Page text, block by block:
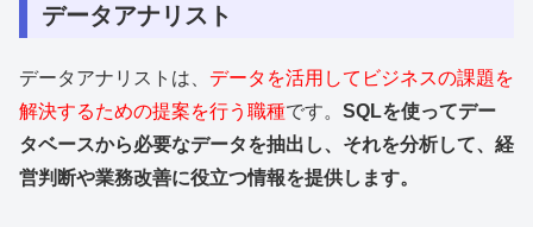
データアナリスト
データアナリストは、 データを活用してビジネスの課題を
解決するための提案を行う職種です。 SQLを使ってデー
タベースから必要なデータを抽出し、それを分析して、経
営判断や業務改善に役立つ情報を提供します。